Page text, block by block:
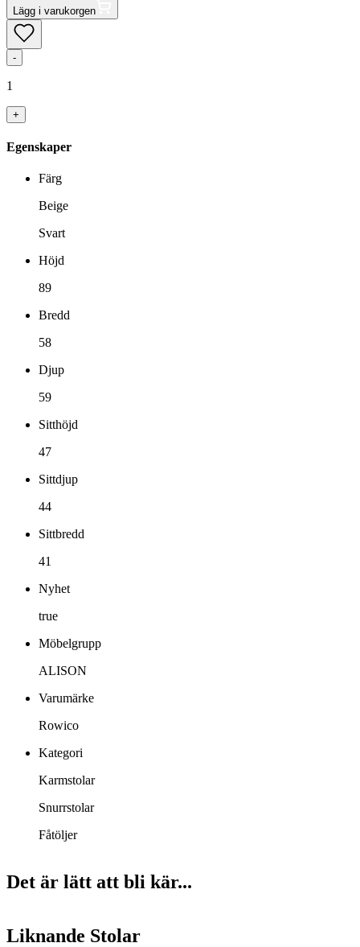
Lägg i varukorgen
-
1
+
Egenskaper
Färg
Beige
Svart
Höjd
89
Bredd
58
Djup
59
Sitthöjd
47
Sittdjup
44
Sittbredd
41
Nyhet
true
Möbelgrupp
ALISON
Varumärke
Rowico
Kategori
Karmstolar
Snurrstolar
Fåtöljer
Det är lätt att bli kär...
Liknande Stolar